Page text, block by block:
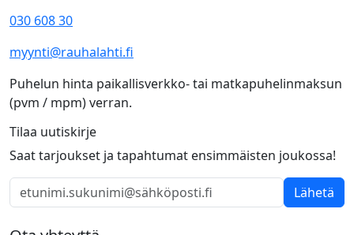
030 608 30
myynti@rauhalahti.fi
Puhelun hinta paikallisverkko- tai matkapuhelinmaksun
(pvm / mpm) verran.
Tilaa uutiskirje
Saat tarjoukset ja tapahtumat ensimmäisten joukossa!
Lähetä